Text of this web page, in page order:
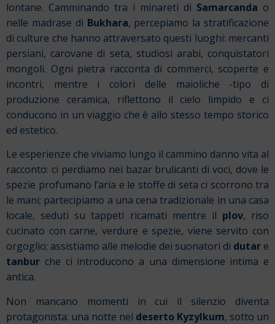
lontane. Camminando tra i minareti di Samarcanda o
nelle madrase di Bukhara, percepiamo la stratificazione
di culture che hanno attraversato questi luoghi: mercanti
persiani, carovane di seta, studiosi arabi, conquistatori
mongoli. Ogni pietra racconta di commerci, scoperte e
incontri, mentre i colori delle maioliche -tipo di
produzione ceramica, riflettono il cielo limpido e ci
conducono in un viaggio che è allo stesso tempo storico
ed estetico.
Le esperienze che viviamo lungo il cammino danno vita al
racconto: ci perdiamo nei bazar brulicanti di voci, dove le
spezie profumano l’aria e le stoffe di seta ci scorrono tra
le mani; partecipiamo a una cena tradizionale in una casa
locale, seduti su tappeti ricamati mentre il plov, riso
cucinato con carne, verdure e spezie, viene servito con
orgoglio; assistiamo alle melodie dei suonatori di dutar e
tanbur che ci introducono a una dimensione intima e
antica.
Non mancano momenti in cui il silenzio diventa
protagonista: una notte nel deserto Kyzylkum, sotto un